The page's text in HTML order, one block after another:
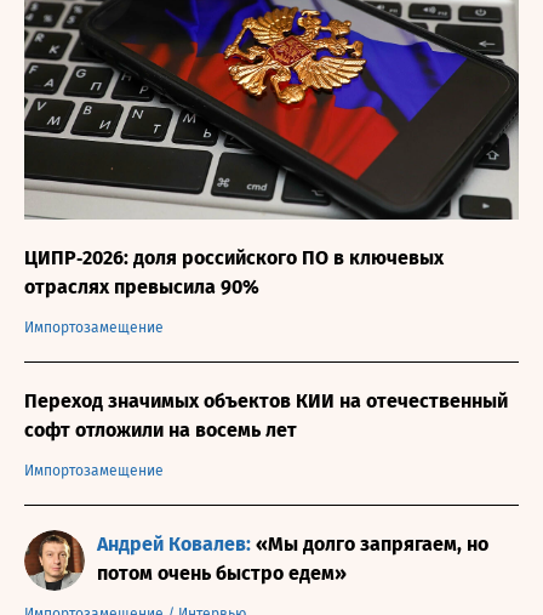
Импортозамещение
ЦИПР‑2026: доля российского ПО в ключевых
отраслях превысила 90%
Импортозамещение
Переход значимых объектов КИИ на отечественный
софт отложили на восемь лет
Андрей Ковалев: «Мы долго запрягаем, но
потом очень быстро едем»